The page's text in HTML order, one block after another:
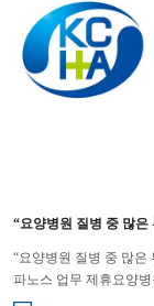
“요양병원 질병 중 많은
“요양병원 질병 중 많은
파노스 업무 제휴요양
체결 대한요양병원협회